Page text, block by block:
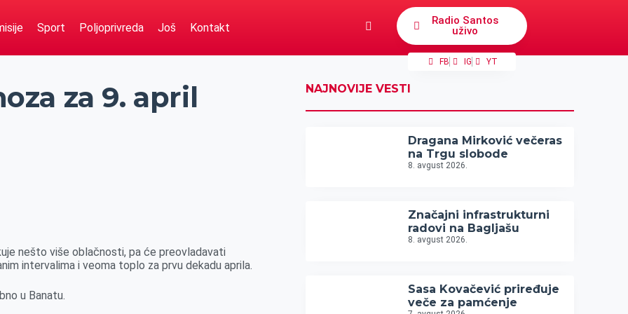
Sport Poljoprivreda Još Kontakt
Radio Santos
uživo
FB IG YT
za 9. april
nešto više oblačnosti, pa će preovladavati
intervalima i veoma toplo za prvu dekadu aprila.
u Banatu.
NAJNOVIJE VESTI
Dragana Mirković večeras
na Trgu slobode
8. avgust 2026.
Značajni infrastrukturni
radovi na Bagljašu
8. avgust 2026.
Sasa Kovačević priređuje
veče za pamćenje